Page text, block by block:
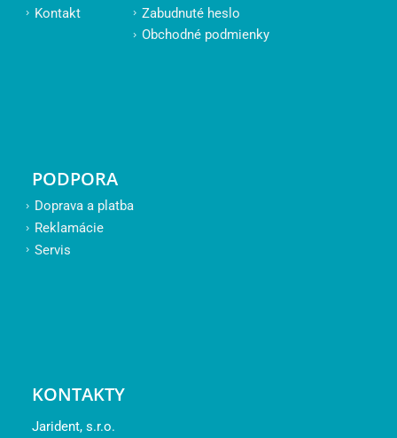
Kontakt
Zabudnuté heslo
Obchodné podmienky
PODPORA
Doprava a platba
Reklamácie
Servis
KONTAKTY
Jarident, s.r.o.